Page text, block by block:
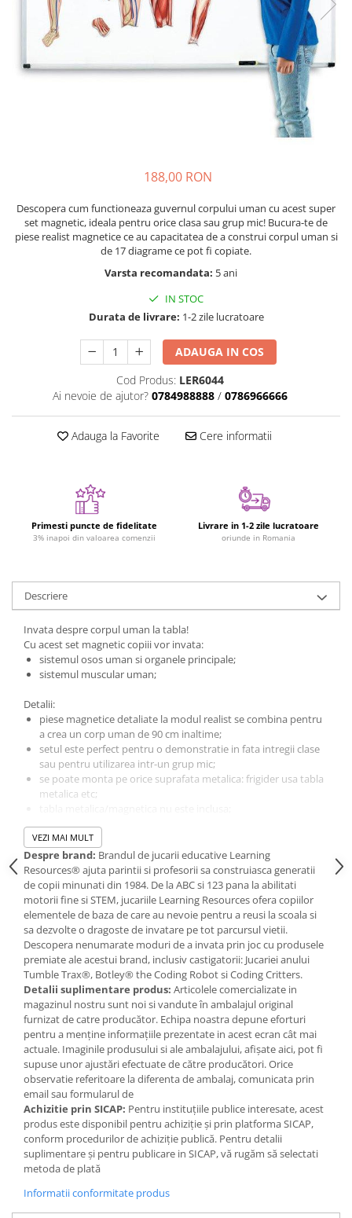
Nisip kinetic
Jucarii interactive
Proiector pentru copii
Instrumente muzicale pentru copii
Banc de lucru pentru copii
Casa de papusi
Bormasina magica
Costum Halloween Copii
Papusi si Bebelusi Reborn
Jucarii cu Dinozauri
Figurine cu animale domestice
Figurine plus
Nevoi speciale si sindrom Down
Seturi Numberblocks
Jucarii de motricitate
Puzzle clasic
Puzzle de podea
IQ puzzle
Jucarii bebelusi
Jucarii de baie
Zornaitoare
Jucarii dentitie
Jucarii senzoriale
Jucarii motrice pentru bebelusi
Jucarii de sortat
Jucarii muzicale bebelusi
Puzzle bebelusi
Cadou copii 8 ani
Cadou copii 9 ani
Cadou copii 10 ani
188,00 RON
Descopera cum functioneaza guvernul corpului uman cu acest super
set magnetic, ideala pentru orice clasa sau grup mic! Bucura-te de
piese realist magnetice ce au capacitatea de a construi corpul uman si
de 17 diagrame ce pot fi copiate.
Varsta recomandata: 5 ani
IN STOC
Durata de livrare: 1-2 zile lucratoare
ADAUGA IN COS
Cod Produs: LER6044
Ai nevoie de ajutor? 0784988888 / 0786966666
Adauga la Favorite Cere informatii
Primesti puncte de fidelitate
3% inapoi din valoarea comenzii
Livrare in 1-2 zile lucratoare
oriunde in Romania
Descriere
Invata despre corpul uman la tabla!
Cu acest set magnetic copiii vor invata:
sistemul osos uman si organele principale;
sistemul muscular uman;
Detalii:
piese magnetice detaliate la modul realist se combina pentru
a crea un corp uman de 90 cm inaltime;
setul este perfect pentru o demonstratie in fata intregii clase
sau pentru utilizarea intr-un grup mic;
se poate monta pe orice suprafata metalica: frigider usa tabla
metalica etc;
Include un ghid de activitate cu diagrame ce pot fi reproduse din
17 piese.
Varsta minima recomandata: +5 ani
Atentie! Aceasta jucarie contine magneti sau componenete
magnetice. Magnetii care se lipesc unul de celalalt sau se ataseaza
de un obiect metalic in interiorul corpului uman pot provoca
accidente grave sau mortale. Cereti imediat asistenta medicala in
cazul in care magnetii sunt inghititi sau inhalati. Contraindicat
copiilor mai mici de 3 ani. Jucaria/produsul poate contine piese
mici care se pot inghiti sau inhala existand pericolul de sufocare
sau nu este potrivita copiilor mai mici de 3 ani. Nu lasati
ambalajele jucariilor/produselor la indemana copiilor. Indepartati
orice ambalaj al jucariei/produsului inainte de a da
jucaria/produsul copilului. Va rugam sa supravegheati copilul in
timp ce se joaca/foloseste acest produs. Pastrati instructiunile si
etichetele pentru referinte viitoare.
Pastrati jucaria/produsul departe de foc feriti jucaria/produsul de
temperaturi ridicate si umiditate. - Acest reper este nou si
comercializat in ambalajul original pus la dispozitie de catre
producator. Imaginile disponibile au caracter orientativ si
informativ. Nuanta, tonul si intensitatea culorii din pozele
vizualizeaza magazinul online.
VEZI MAI MULT
Despre brand: Brandul de jucarii educative Learning
Resources® ajuta parintii si profesorii sa construiasca generatii
de copii minunati din 1984. De la ABC si 123 pana la abilitati
motorii fine si STEM, jucariile Learning Resources ofera copiilor
elementele de baza de care au nevoie pentru a reusi la scoala si
sa dezvolte o dragoste de invatare pe tot parcursul vietii.
Descopera nenumarate moduri de a invata prin joc cu produsele
premiate ale acestui brand, inclusiv castigatorii: Jucariei anului
Tumble Trax®, Botley® the Coding Robot si Coding Critters.
Detalii suplimentare produs: Articolele comercializate in
magazinul nostru sunt noi si vandute în ambalajul original
furnizat de catre producător. Echipa noastra depune eforturi
pentru a menține informațiile prezentate in acest ecran cât mai
actuale. Imaginile produsului si ale ambalajului, afișate aici, pot fi
supuse unor ajustări efectuate de către producători. Orice
observatie referitoare la diferenta de ambalaj, comunicata prin
email sau formularul de
Achizitie prin SICAP: Pentru instituțiile publice interesate, acest
produs este disponibil pentru achiziție și prin platforma SICAP,
conform procedurilor de achiziție publică. Pentru detalii
suplimentare și pentru publicare in SICAP, vă rugăm să selectati
metoda de plată
Informatii conformitate produs